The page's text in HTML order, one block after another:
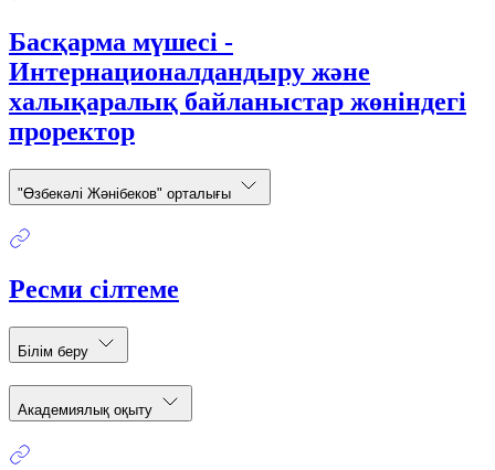
Басқарма мүшесі -
Интернационалдандыру және
халықаралық байланыстар жөніндегі
проректор
"Өзбекәлі Жәнібеков" орталығы
Ресми сілтеме
Білім беру
Академиялық оқыту